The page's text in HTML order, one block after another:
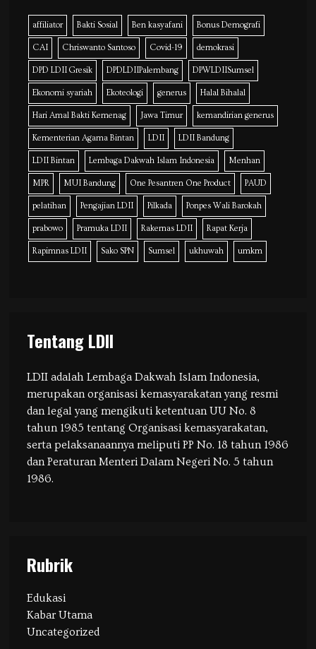
affiliator Bakti Sosial Ben kasyafani Bonus Demografi
CAI Chriswanto Santoso Covid-19 demokrasi
DPD LDII Gresik DPDLDIIPalembang DPWLDIISumsel
Ekonomi syariah Ekoteologi generus Halal Bihalal
Hari Amal Bakti Kemenag Jawa Timur kemandirian generus
Kementerian Agama Bintan LDII LDII Bandung
LDII Bintan Lembaga Dakwah Islam Indonesia Menhan
MPR MUI Bandung One Pesantren One Product PAUD
pelatihan Pengajian LDII Pilkada Ponpes Wali Barokah
prabowo Pramuka LDII Rakernas LDII Rapat Kerja
Rapimnas LDII Sako SPN Sumsel ukhuwah umkm
Tentang LDII
LDII adalah Lembaga Dakwah Islam Indonesia,
merupakan organisasi kemasyarakatan yang resmi
dan legal yang mengikuti ketentuan UU No. 8
tahun 1985 tentang Organisasi kemasyarakatan,
serta pelaksanaannya meliputi PP No. 18 tahun 1986
dan Peraturan Menteri Dalam Negeri No. 5 tahun
1986.
Rubrik
Edukasi
Kabar Utama
Uncategorized